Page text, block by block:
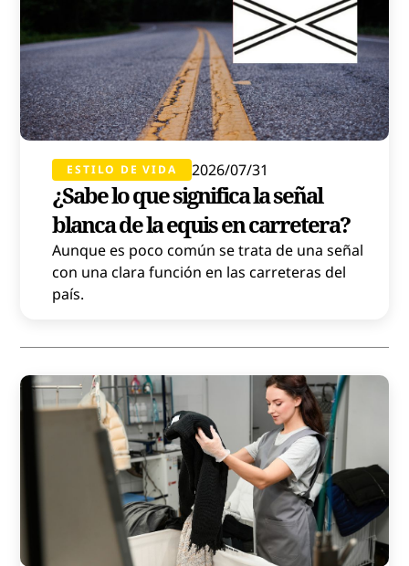
ESTILO DE VIDA 2026/07/31
¿Sabe lo que significa la señal
blanca de la equis en carretera?
Aunque es poco común se trata de una señal
con una clara función en las carreteras del
país.